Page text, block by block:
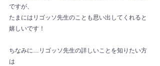
ですが、
たまにはリゴッソ先生のことも思い出してくれると
嬉しいです！
ちなみに…リゴッソ先生の詳しいことを知りたい方
は